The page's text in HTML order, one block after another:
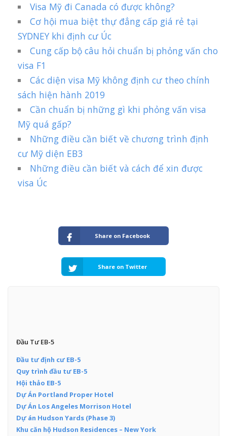
Visa Mỹ đi Canada có được không?
Cơ hội mua biệt thự đẳng cấp giá rẻ tại
SYDNEY khi định cư Úc
Cung cấp bộ câu hỏi chuẩn bị phỏng vấn cho
visa F1
Các diện visa Mỹ không định cư theo chính
sách hiện hành 2019
Cần chuẩn bị những gì khi phỏng vấn visa
Mỹ quá gấp?
Những điều cần biết về chương trình định
cư Mỹ diện EB3
Những điều cần biết và cách để xin được
visa Úc
Share on Facebook
Share on Twitter
Đầu Tư EB-5
Đầu tư định cư EB-5
Quy trình đầu tư EB-5
Hội thảo EB-5
Dự Án Portland Proper Hotel
Dự Án Los Angeles Morrison Hotel
Dự án Hudson Yards (Phase 3)
Khu căn hộ Hudson Residences – New York